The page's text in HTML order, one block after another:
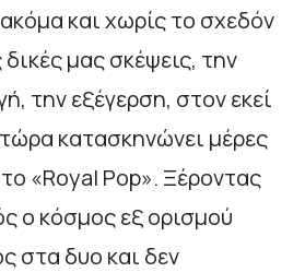
ακόμα και χωρίς το σχεδόν
δικές μας σκέψεις, την
την εξέγερση, στον εκεί
κατασκηνώνει μέρες
«Royal Pop». Ξέροντας
ο κόσμος εξ ορισμού
στα δυο και δεν